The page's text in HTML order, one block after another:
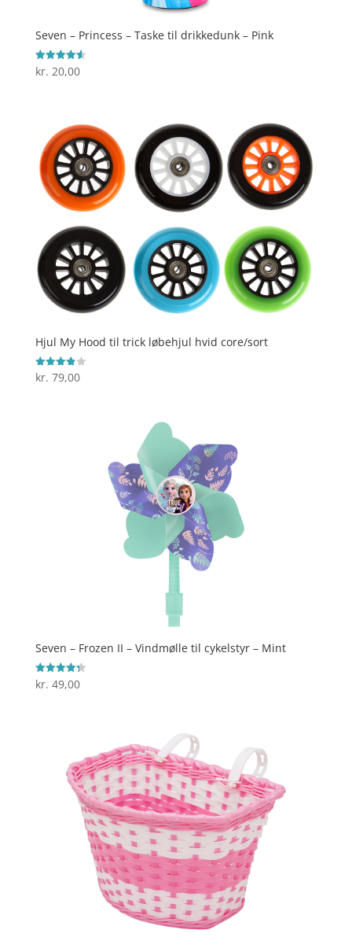
Seven – Princess – Taske til drikkedunk – Pink
Vurderet
4.6
kr. 20,00
Hjul My Hood til trick løbehjul hvid core/sort
Vurderet
3.9
kr. 79,00
Seven – Frozen II – Vindmølle til cykelstyr – Mint
Vurderet
4.3
kr. 49,00